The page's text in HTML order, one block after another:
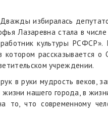
избиралась
Лазаревна стала в
культуры
рассказывается
учреждении.
в руки мудрость веков,
нашего города, в
что современному